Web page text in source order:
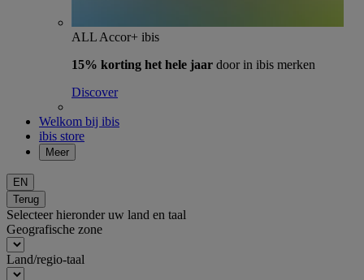
ALL Accor+ ibis
15% korting het hele jaar door in ibis merken
Discover
Welkom bij ibis
ibis store
Meer
EN
Terug
Selecteer hieronder uw land en taal
Geografische zone
Land/regio-taal